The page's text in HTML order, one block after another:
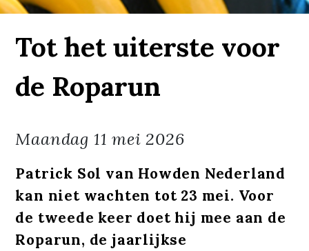
Tot het uiterste voor
de Roparun
Maandag 11 mei 2026
Patrick Sol van Howden Nederland
kan niet wachten tot 23 mei. Voor
de tweede keer doet hij mee aan de
Roparun, de jaarlijkse